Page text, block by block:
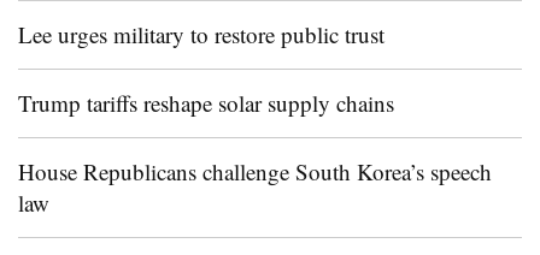
Lee urges military to restore public trust
Trump tariffs reshape solar supply chains
House Republicans challenge South Korea’s speech
law